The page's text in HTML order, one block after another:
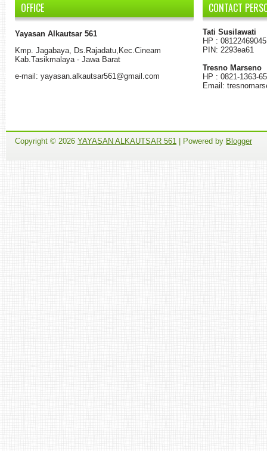
OFFICE
Yayasan Alkautsar 561
Kmp. Jagabaya, Ds. Rajadatu, Kec.Cineam
Kab.Tasikmalaya - Jawa Barat
e-mail: yayasan.alkautsar561@gmail.com
CONTACT
Tati Susilawati
HP : 08122469045
PIN: 2293ea61
Tresno Marseno
HP : 0821-1363-
Email:
Copyright © 2026 YAYASAN ALKAUTSAR 561 | Powered by Blogger